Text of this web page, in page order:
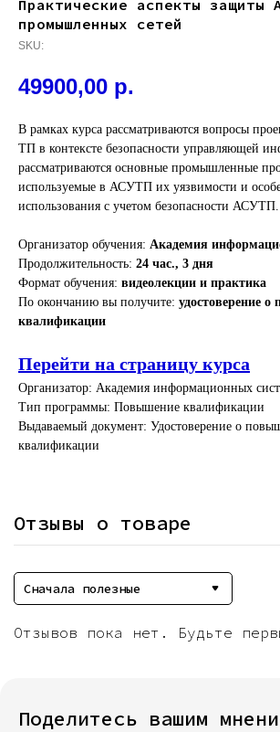
Практические аспекты защиты
промышленных сетей
SKU:
49900,00 р.
В рамках курса рассматриваются вопросы
ТП в контексте безопасности управляющей
рассматриваются основные промышленные
используемые в АСУТП их уязвимости и
использования с учетом безопасности АСУТП.
Организатор обучения: Академия
Продолжительность: 24 час., 3 дня
Формат обучения: видеолекции и практика
По окончанию вы получите: удостоверение
квалификации
Перейти на страницу курса
Организатор: Академия информационных
Тип программы: Повышение квалификации
Выдаваемый документ: Удостоверение о
квалификации
Отзывы о товаре
Сначала полезные
Отзывов пока нет. Будьте
Поделитесь вашим